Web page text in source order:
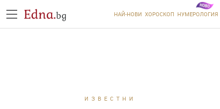
Edna.bg НАЙ-НОВИ ХОРОСКОП НУМЕРОЛОГИЯ
ИЗВЕСТНИ